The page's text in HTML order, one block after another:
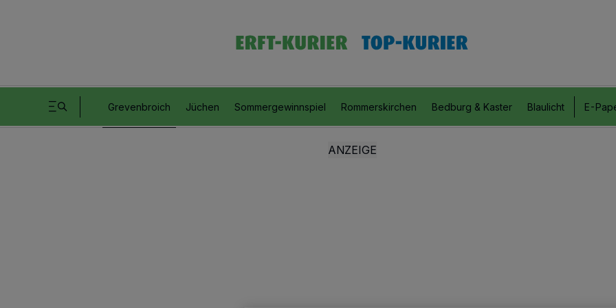
Grevenbroich Jüchen Sommergewinnspiel Rommerskirchen Bedburg & Kaster Blaulicht E-